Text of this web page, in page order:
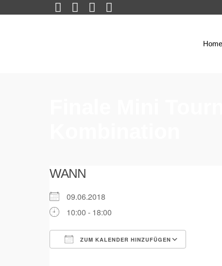
Home
WANN
09.06.2018
10:00 - 18:00
ZUM KALENDER HINZUFÜGEN